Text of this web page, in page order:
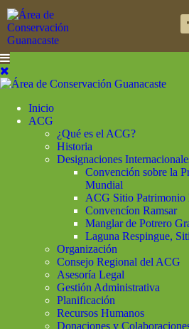
Inicio
ACG
¿Qué es el ACG?
Historia
Designaciones
Convención sobre la
Mundial
ACG Sitio Patrimonio
Convencíon Ramsar
Manglar de Potrero
Laguna Respingue,
Organización
Consejo Regional del ACG
Asesoría Legal
Gestión Administrativa
Planificación
Recursos Humanos
Donaciones y